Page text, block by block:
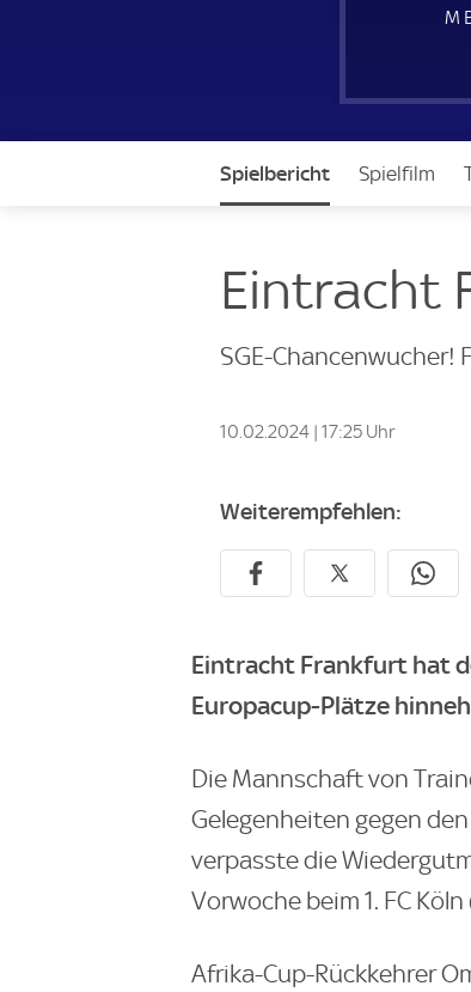
M
Spielbericht Spielfilm
Eintracht
SGE-
10.02.2024 | 17:25 Uhr
Weiterempfehlen:
Eintracht Frankfurt hat
Europacup-Plätze
Die Mannschaft von
Gelegenheiten gegen
verpasste die
Vorwoche beim 1. FC
Afrika-Cup-Rückkehrer